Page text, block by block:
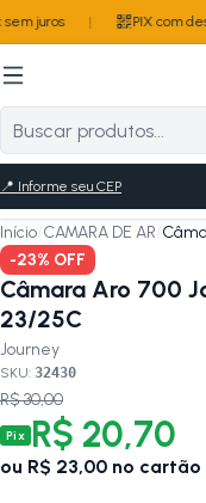
juros PIX com
📍 Informe seu CEP
Início/CAMARA DE AR/
-23% OFF
Câmara Aro 700
23/25C
Journey
SKU: 32430
R$ 30,00
Pix R$ 20,70
ou R$ 23,00 no cartão